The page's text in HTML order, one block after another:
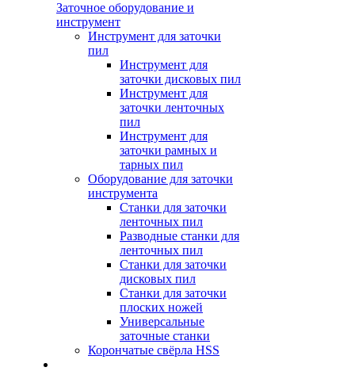
Заточное оборудование и
инструмент
Инструмент для заточки
пил
Инструмент для
заточки дисковых пил
Инструмент для
заточки ленточных
пил
Инструмент для
заточки рамных и
тарных пил
Оборудование для заточки
инструмента
Станки для заточки
ленточных пил
Разводные станки для
ленточных пил
Станки для заточки
дисковых пил
Станки для заточки
плоских ножей
Универсальные
заточные станки
Корончатые свёрла HSS